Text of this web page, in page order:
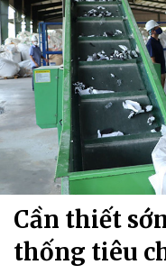
Cần thiết
thống tiêu